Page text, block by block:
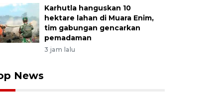
Karhutla hanguskan 10
hektare lahan di Muara Enim,
tim gabungan gencarkan
pemadaman
3 jam lalu
News